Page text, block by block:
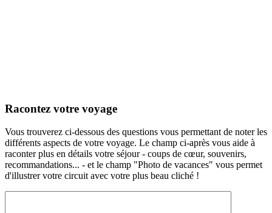
Racontez votre voyage
Vous trouverez ci-dessous des questions vous permettant de noter les
différents aspects de votre voyage. Le champ ci-après vous aide à
raconter plus en détails votre séjour - coups de cœur, souvenirs,
recommandations... - et le champ "Photo de vacances" vous permet
d'illustrer votre circuit avec votre plus beau cliché !